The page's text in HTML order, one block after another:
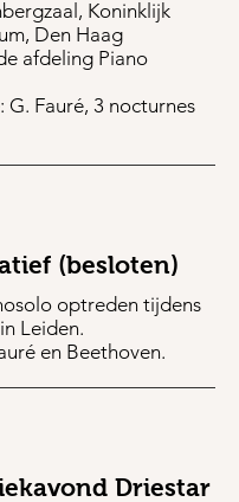
Koninklijk
Den Haag
afdeling Piano
Fauré, 3 nocturnes
(besloten)
optreden tijdens
Leiden.
en Beethoven.
Driestar